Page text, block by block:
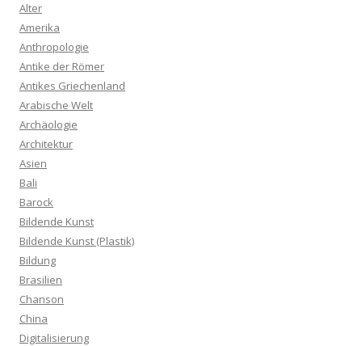
Alter
Amerika
Anthropologie
Antike der Römer
Antikes Griechenland
Arabische Welt
Archäologie
Architektur
Asien
Bali
Barock
Bildende Kunst
Bildende Kunst (Plastik)
Bildung
Brasilien
Chanson
China
Digitalisierung